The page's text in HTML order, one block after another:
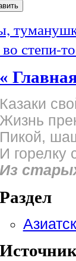
степи-
«
Казаки
Жизнь
Пикой,
И горелку
Из
Раздел